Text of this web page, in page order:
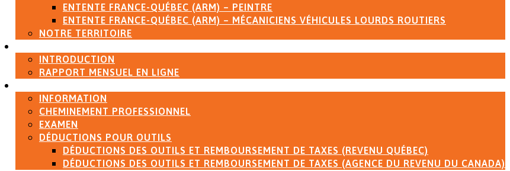
ENTENTE FRANCE-QUÉBEC (ARM) – PEINTRE
ENTENTE FRANCE-QUÉBEC (ARM) – MÉCANICIENS VÉHICULES LOURDS ROUTIERS
NOTRE TERRITOIRE
INTRODUCTION
RAPPORT MENSUEL EN LIGNE
INFORMATION
CHEMINEMENT PROFESSIONNEL
EXAMEN
DÉDUCTIONS POUR OUTILS
DÉDUCTIONS DES OUTILS ET REMBOURSEMENT DE TAXES (REVENU QUÉBEC)
DÉDUCTIONS DES OUTILS ET REMBOURSEMENT DE TAXES (AGENCE DU REVENU DU CANADA)